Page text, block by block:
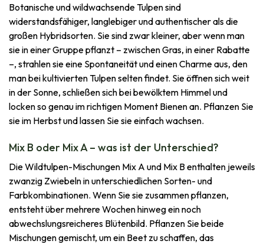
Botanische und wildwachsende Tulpen sind
widerstandsfähiger, langlebiger und authentischer als die
großen Hybridsorten. Sie sind zwar kleiner, aber wenn man
sie in einer Gruppe pflanzt – zwischen Gras, in einer Rabatte
–, strahlen sie eine Spontaneität und einen Charme aus, den
man bei kultivierten Tulpen selten findet. Sie öffnen sich weit
in der Sonne, schließen sich bei bewölktem Himmel und
locken so genau im richtigen Moment Bienen an. Pflanzen Sie
sie im Herbst und lassen Sie sie einfach wachsen.
Mix B oder Mix A – was ist der Unterschied?
Die Wildtulpen-Mischungen Mix A und Mix B enthalten jeweils
zwanzig Zwiebeln in unterschiedlichen Sorten- und
Farbkombinationen. Wenn Sie sie zusammen pflanzen,
entsteht über mehrere Wochen hinweg ein noch
abwechslungsreicheres Blütenbild. Pflanzen Sie beide
Mischungen gemischt, um ein Beet zu schaffen, das